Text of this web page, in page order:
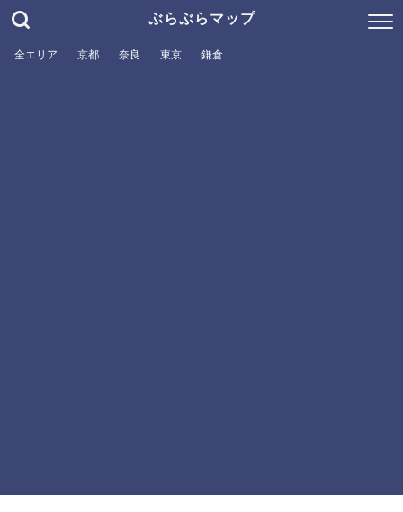
ぶらぶらマップ
全エリア 京都 奈良 東京 鎌倉